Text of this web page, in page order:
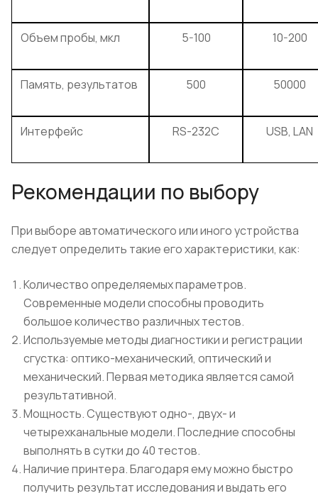
Объем пробы, мкл 5-100 10-200
Память, результатов 500 50000
Интерфейс RS-232C USB, LAN
Рекомендации по выбору
При выборе автоматического или иного устройства
следует определить такие его характеристики, как:
Количество определяемых параметров.
Современные модели способны проводить
большое количество различных тестов.
Используемые методы диагностики и регистрации
сгустка: оптико-механический, оптический и
механический. Первая методика является самой
результативной.
Мощность. Существуют одно-, двух- и
четырехканальные модели. Последние способны
выполнять в сутки до 40 тестов.
Наличие принтера. Благодаря ему можно быстро
получить результат исследования и выдать его